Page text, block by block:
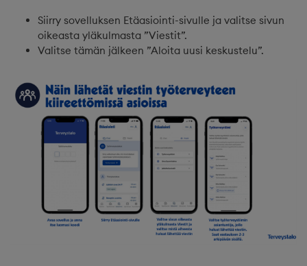
Siirry sovelluksen Etäasiointi-sivulle ja valitse sivun
oikeasta yläkulmasta ”Viestit”.
Valitse tämän jälkeen ”Aloita uusi keskustelu”.